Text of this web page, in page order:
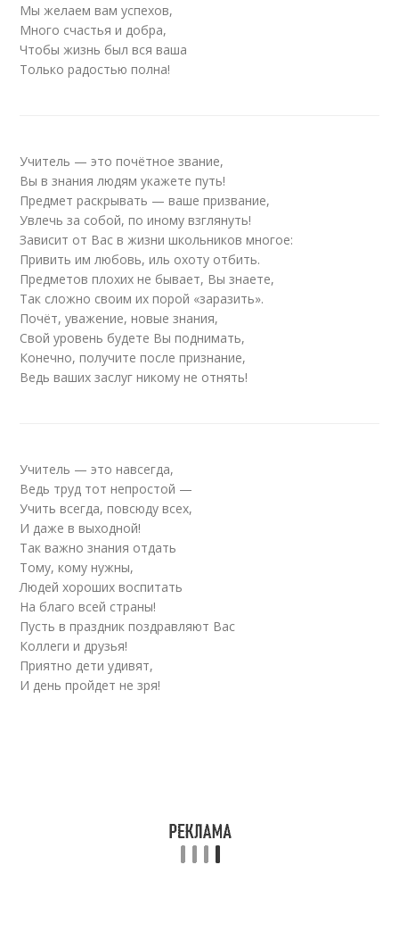
Мы желаем вам успехов,
Много счастья и добра,
Чтобы жизнь был вся ваша
Только радостью полна!
Учитель — это почётное звание,
Вы в знания людям укажете путь!
Предмет раскрывать — ваше призвание,
Увлечь за собой, по иному взглянуть!
Зависит от Вас в жизни школьников многое:
Привить им любовь, иль охоту отбить.
Предметов плохих не бывает, Вы знаете,
Так сложно своим их порой «заразить».
Почёт, уважение, новые знания,
Свой уровень будете Вы поднимать,
Конечно, получите после признание,
Ведь ваших заслуг никому не отнять!
Учитель — это навсегда,
Ведь труд тот непростой —
Учить всегда, повсюду всех,
И даже в выходной!
Так важно знания отдать
Тому, кому нужны,
Людей хороших воспитать
На благо всей страны!
Пусть в праздник поздравляют Вас
Коллеги и друзья!
Приятно дети удивят,
И день пройдет не зря!